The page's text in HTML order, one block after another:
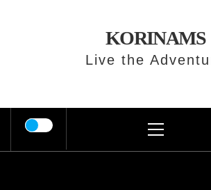
KORINAMS
Live the
Menu